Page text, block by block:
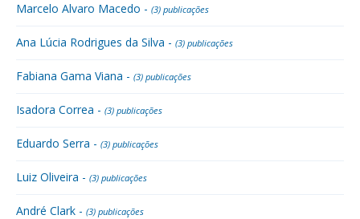
Marcelo Alvaro Macedo - (3) publicações
Ana Lúcia Rodrigues da Silva - (3) publicações
Fabiana Gama Viana - (3) publicações
Isadora Correa - (3) publicações
Eduardo Serra - (3) publicações
Luiz Oliveira - (3) publicações
André Clark - (3) publicações